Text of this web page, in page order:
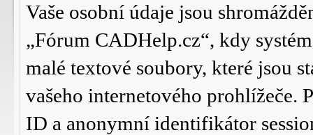
Vaše osobní údaje jsou
„Fórum CADHelp.cz“, kdy
malé textové soubory, které jsou
vašeho internetového prohlížeče.
ID a anonymní identifikátor